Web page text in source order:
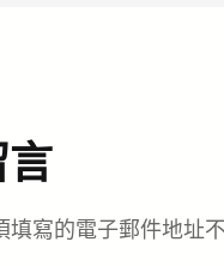
填寫的電子郵件地址